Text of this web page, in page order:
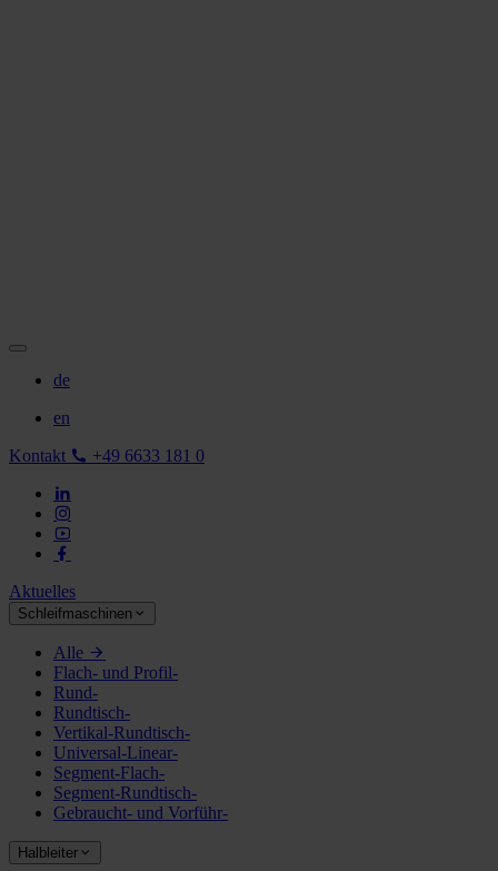
de
en
Kontakt
+49 6633 181 0
Aktuelles
Schleifmaschinen
Alle
Flach- und Profil-
Rund-
Rundtisch-
Vertikal-Rundtisch-
Universal-Linear-
Segment-Flach-
Segment-Rundtisch-
Gebraucht- und Vorführ-
Halbleiter